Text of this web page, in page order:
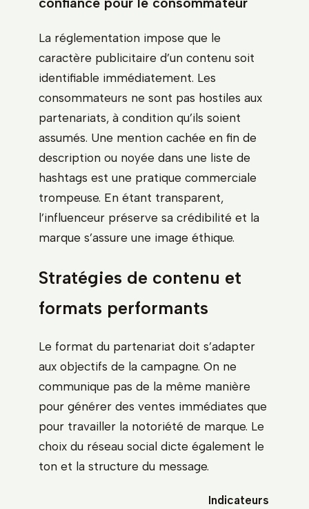
La réglementation impose que le
caractère publicitaire d’un contenu soit
identifiable immédiatement. Les
consommateurs ne sont pas hostiles aux
partenariats, à condition qu’ils soient
assumés. Une mention cachée en fin de
description ou noyée dans une liste de
hashtags est une pratique commerciale
trompeuse. En étant transparent,
l’influenceur préserve sa crédibilité et la
marque s’assure une image éthique.
Stratégies de contenu et
formats performants
Le format du partenariat doit s’adapter
aux objectifs de la campagne. On ne
communique pas de la même manière
pour générer des ventes immédiates que
pour travailler la notoriété de marque. Le
choix du réseau social dicte également le
ton et la structure du message.
Indicateurs